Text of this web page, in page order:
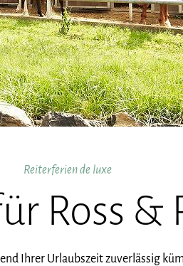
Reiterferien de luxe
Ross &
Ihrer Urlaubszeit zuverlässig